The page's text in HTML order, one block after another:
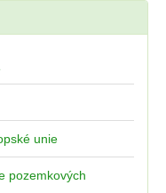
unie
pozemkových